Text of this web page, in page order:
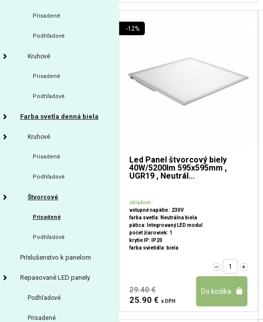
Prisadené
Podhľadové
Kruhové
Prisadené
Podhľadové
Farba svetla denná biela
Kruhové
Prisadené
Podhľadové
Štvorcové
Prisadené
Podhľadové
Príslušenstvo k panelom
Repasované LED panely
Podhľadové
Prisadené
-12%
Led Panel štvorcový biely
40W/5200lm 595x595mm ,
UGR19 , Neutrál...
skladom
vstupné napätie : 230V
farba svetla: Neutrálna biela
pätica: Integrovaný LED modul
počet žiaroviek: 1
krytie IP: IP20
farba svietidla: biela
29.40 €
25.90 € s DPH